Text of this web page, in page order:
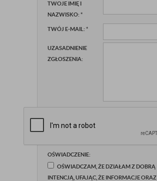
TWOJE IMIĘ I
NAZWISKO: *
TWÓJ E-MAIL: *
UZASADNIENIE
ZGŁOSZENIA:
OŚWIADCZENIE:
OŚWIADCZAM, ŻE DZIAŁAM Z DOBRĄ
INTENCJĄ, UFAJĄC, ŻE INFORMACJE ORAZ